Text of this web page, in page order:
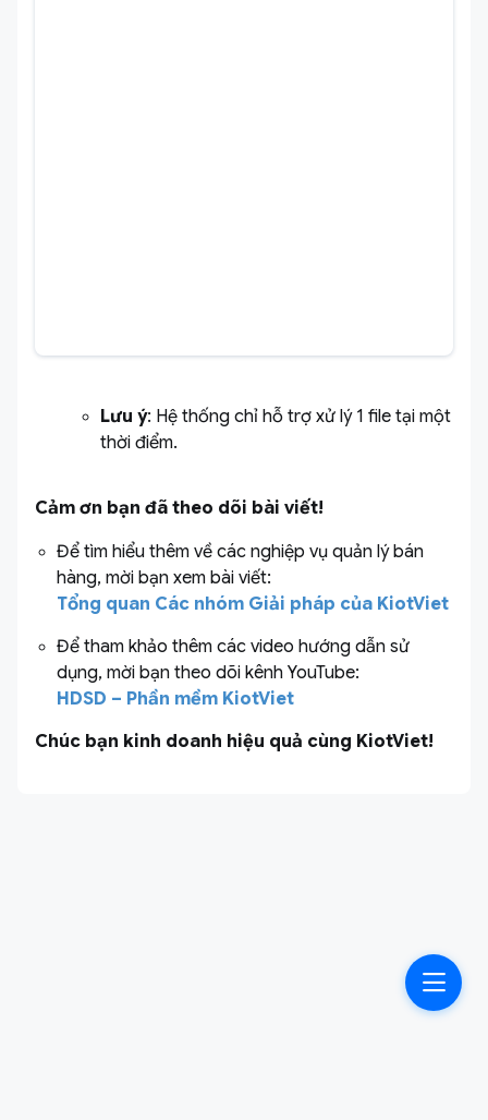
Lưu ý: Hệ thống chỉ hỗ trợ xử lý 1 file tại một
thời điểm.
Cảm ơn bạn đã theo dõi bài viết!
Để tìm hiểu thêm về các nghiệp vụ quản lý bán
hàng, mời bạn xem bài viết:
Tổng quan Các nhóm Giải pháp của KiotViet
Để tham khảo thêm các video hướng dẫn sử
dụng, mời bạn theo dõi kênh YouTube:
HDSD – Phần mềm KiotViet
Chúc bạn kinh doanh hiệu quả cùng KiotViet!